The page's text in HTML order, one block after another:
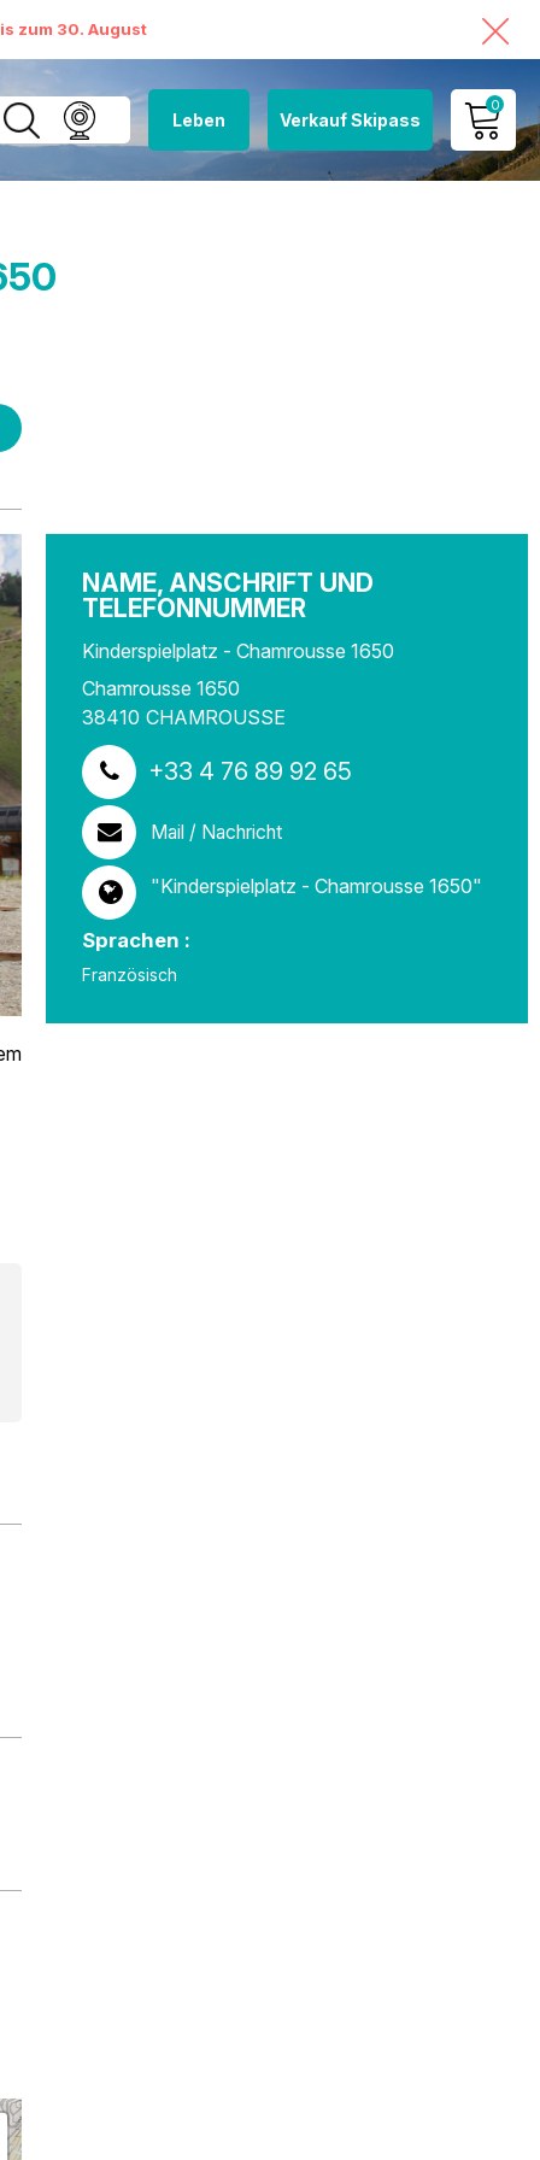
zum 30. August
Leben Verkauf Skipass
0
MEIN KONTO
NAME, ANSCHRIFT UND
TELEFONNUMMER
Kinderspielplatz - Chamrousse 1650
Chamrousse 1650
38410 CHAMROUSSE
+33 4 76 89 92 65
Mail / Nachricht
"Kinderspielplatz - Chamrousse 1650"
Sprachen :
Französisch